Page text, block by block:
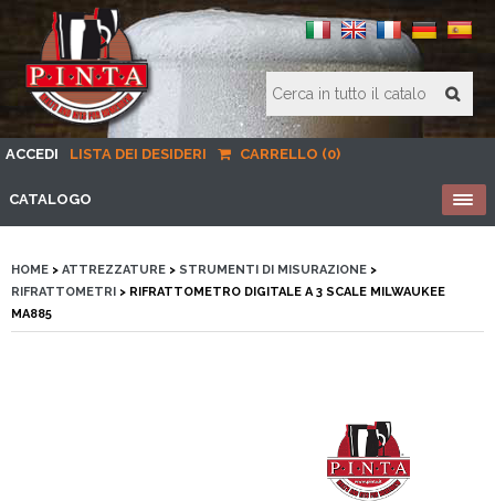
ACCEDI LISTA DEI DESIDERI CARRELLO (0)
CATALOGO
HOME > ATTREZZATURE > STRUMENTI DI MISURAZIONE >
RIFRATTOMETRI > RIFRATTOMETRO DIGITALE A 3 SCALE MILWAUKEE
MA885